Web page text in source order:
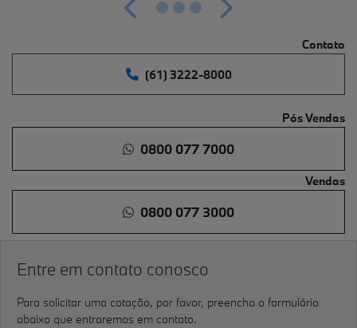
Entre em contato conosco
Para solicitar uma cotação, por favor, preencha o formulário
abaixo que entraremos em contato.
Anterior Próximo
Contato
(61) 3222-8000
Pós Vendas
0800 077 7000
Vendas
0800 077 3000